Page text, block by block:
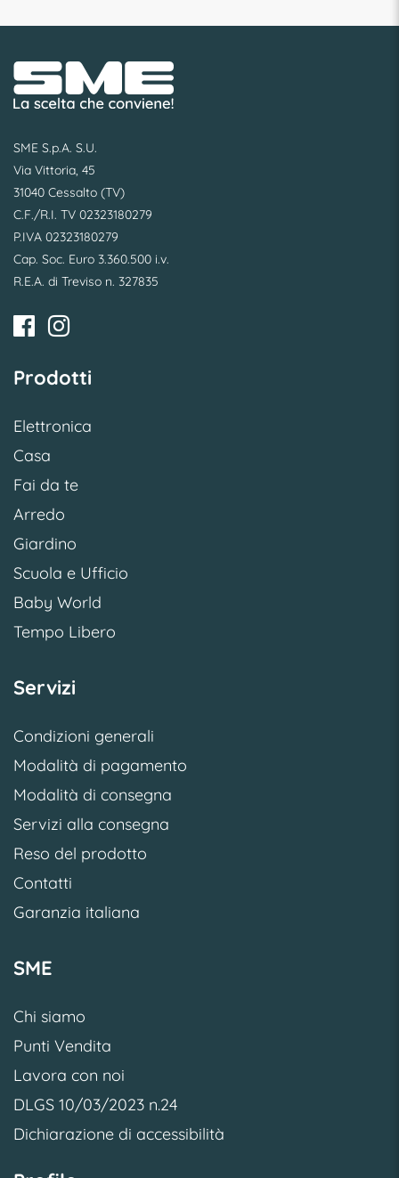
SME S.p.A. S.U.
Via Vittoria, 45
31040 Cessalto (TV)
C.F./R.I. TV 02323180279
P.IVA 02323180279
Cap. Soc. Euro 3.360.500 i.v.
R.E.A. di Treviso n. 327835
Prodotti
Elettronica
Casa
Fai da te
Arredo
Giardino
Scuola e Ufficio
Baby World
Tempo Libero
Servizi
Condizioni generali
Modalità di pagamento
Modalità di consegna
Servizi alla consegna
Reso del prodotto
Contatti
Garanzia italiana
SME
Chi siamo
Punti Vendita
Lavora con noi
DLGS 10/03/2023 n.24
Dichiarazione di accessibilità